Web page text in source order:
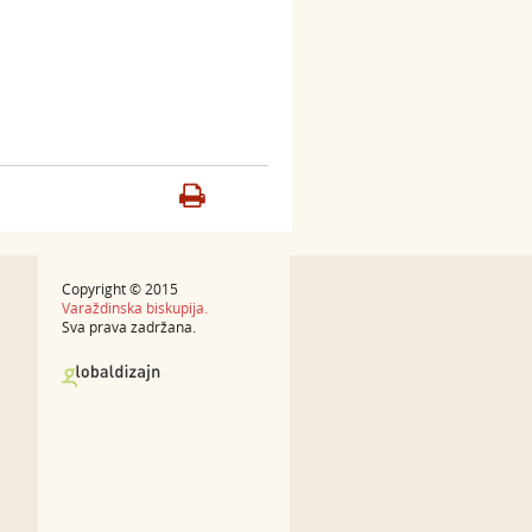
Copyright © 2015
Varaždinska biskupija.
Sva prava zadržana.